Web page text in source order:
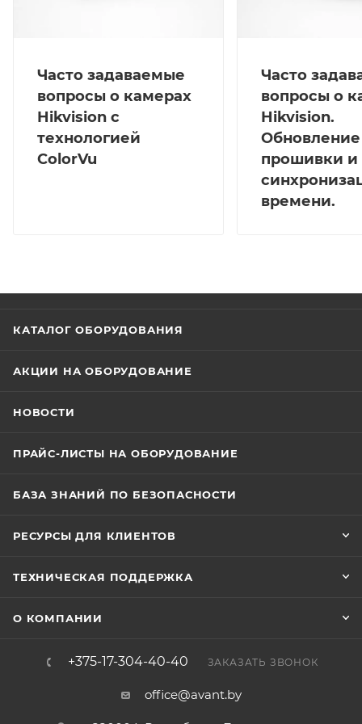
Часто задаваемые
вопросы о камерах
Hikvision с
технологией
ColorVu
Часто
вопросы о
Hikvision.
Обновление
прошивки и
времени.
КАТАЛОГ ОБОРУДОВАНИЯ
АКЦИИ НА ОБОРУДОВАНИЕ
НОВОСТИ
ПРАЙС-ЛИСТЫ НА ОБОРУДОВАНИЕ
БАЗА ЗНАНИЙ ПО БЕЗОПАСНОСТИ
РЕСУРСЫ ДЛЯ КЛИЕНТОВ
ТЕХНИЧЕСКАЯ ПОДДЕРЖКА
О КОМПАНИИ
+375-17-304-40-40 ЗАКАЗАТЬ ЗВОНОК
office@avant.by